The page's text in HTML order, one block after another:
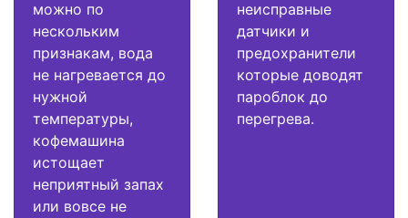
можно по
нескольким
признакам, вода
не нагревается до
нужной
температуры,
кофемашина
истощает
неприятный запах
или вовсе не
неисправные
датчики и
предохранители
которые доводят
пароблок до
перегрева.